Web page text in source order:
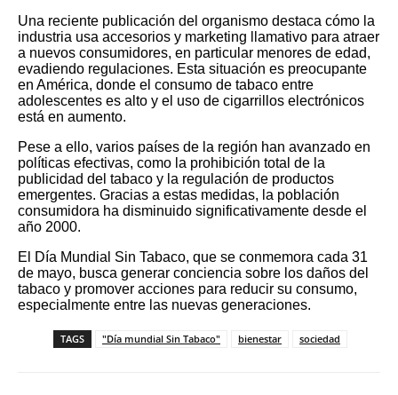
Una reciente publicación del organismo destaca cómo la
industria usa accesorios y marketing llamativo para atraer
a nuevos consumidores, en particular menores de edad,
evadiendo regulaciones. Esta situación es preocupante
en América, donde el consumo de tabaco entre
adolescentes es alto y el uso de cigarrillos electrónicos
está en aumento.
Pese a ello, varios países de la región han avanzado en
políticas efectivas, como la prohibición total de la
publicidad del tabaco y la regulación de productos
emergentes. Gracias a estas medidas, la población
consumidora ha disminuido significativamente desde el
año 2000.
El Día Mundial Sin Tabaco, que se conmemora cada 31
de mayo, busca generar conciencia sobre los daños del
tabaco y promover acciones para reducir su consumo,
especialmente entre las nuevas generaciones.
TAGS "Día mundial Sin Tabaco" bienestar sociedad